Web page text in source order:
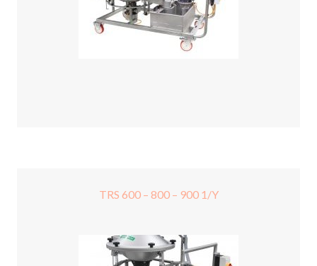
TRS 600 – 800 – 900 1/Y